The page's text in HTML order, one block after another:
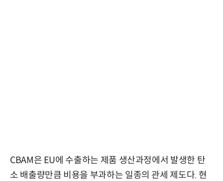
CBAM은 EU에 수출하는 제품 생산과정에서 발생한 탄
소 배출량만큼 비용을 부과하는 일종의 관세 제도다. 현